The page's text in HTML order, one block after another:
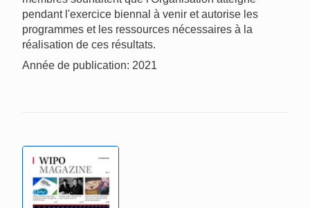
pendant l'exercice biennal à venir et autorise les
programmes et les ressources nécessaires à la
réalisation de ces résultats.
Année de publication: 2021